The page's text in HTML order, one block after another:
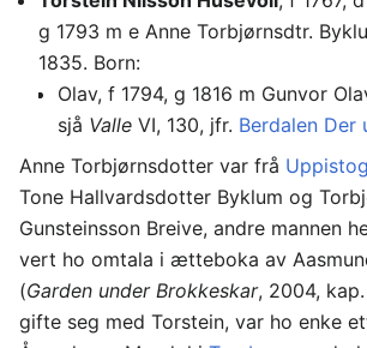
g 1793 m e Anne Torbjørnsdtr.
1835. Born:
Olav, f 1794, g 1816 m Gunvor
sjå Valle VI, 130, jfr. Berdalen Der
Anne Torbjørnsdotter var frå Uppistog
Tone Hallvardsdotter Byklum og
Gunsteinsson Breive, andre mannen
vert ho omtala i ætteboka av
(Garden under Brokkeskar, 2004,
gifte seg med Torstein, var ho enke